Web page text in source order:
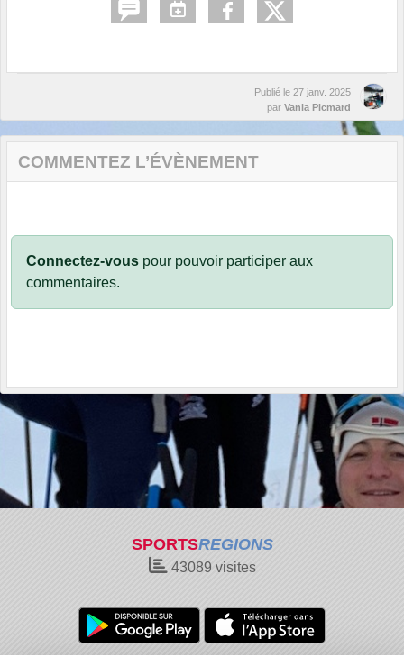
Publié le 27 janv. 2025
par Vania Picmard
COMMENTEZ L’ÉVÈNEMENT
Connectez-vous pour pouvoir participer aux
commentaires.
SPORTSREGIONS
43089 visites